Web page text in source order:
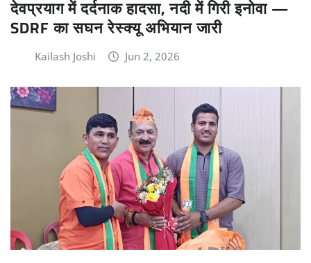
देवप्रयाग में दर्दनाक हादसा, नदी में गिरी इनोवा —
SDRF का सघन रेस्क्यू अभियान जारी
Kailash Joshi Jun 2, 2026